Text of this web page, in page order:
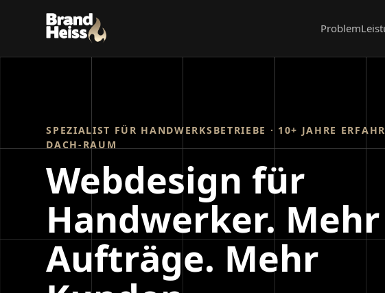
Problem
SPEZIALIST FÜR HANDWERKSBETRIEBE · 10+ JAHRE
DACH-RAUM
Webdesign für
Handwerker. Mehr
Aufträge. Mehr